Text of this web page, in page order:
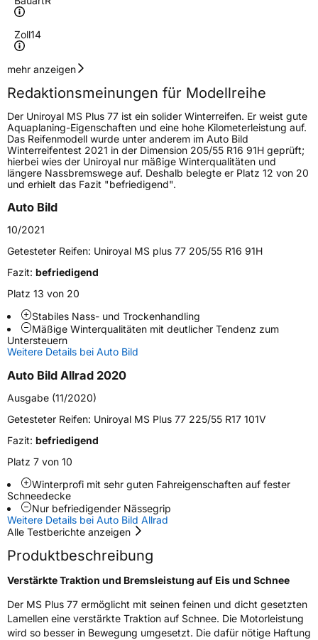
Zoll14
Geschwindigkeitsindex
Höchstgeschwindigkeit
190 km/h
Lastindex80
Höchstlast450 kg
Gewicht (in kg)6,77 kg
Generelle Merkmale
Fahrzeugtyp
VerwendungWinterreifen
ModellnameMs Plus 77
FahrzeugartPKW & SUV
Weitere Eigenschaften
SchlauchtypTL
Zustand Neureifen
M+SJa
EU Label
EffizienzE
NasshaftungC
Rollgeräusch (Klasse)B
Rollgeräusch (dB)
71
FahrzeugklasseC1
mehr anzeigen
Redaktionsmeinungen für Modellreihe
Der Uniroyal MS Plus 77 ist ein solider Winterreifen. Er weist gute
Aquaplaning-Eigenschaften und eine hohe Kilometerleistung auf.
Das Reifenmodell wurde unter anderem im Auto Bild
Winterreifentest 2021 in der Dimension 205/55 R16 91H geprüft;
hierbei wies der Uniroyal nur mäßige Winterqualitäten und
längere Nassbremswege auf. Deshalb belegte er Platz 12 von 20
und erhielt das Fazit "befriedigend".
Auto Bild
10/2021
Getesteter Reifen: Uniroyal MS plus 77 205/55 R16 91H
Fazit: befriedigend
Platz 13 von 20
Stabiles Nass- und Trockenhandling
Mäßige Winterqualitäten mit deutlicher Tendenz zum
Untersteuern
Weitere Details bei Auto Bild
Auto Bild Allrad 2020
Ausgabe (11/2020)
Getesteter Reifen: Uniroyal MS Plus 77 225/55 R17 101V
Fazit: befriedigend
Platz 7 von 10
Winterprofi mit sehr guten Fahreigenschaften auf fester
Schneedecke
Nur befriedigender Nässegrip
Weitere Details bei Auto Bild Allrad
Alle Testberichte anzeigen
Produktbeschreibung
Verstärkte Traktion und Bremsleistung auf Eis und Schnee
Der MS Plus 77 ermöglicht mit seinen feinen und dicht gesetzten
Lamellen eine verstärkte Traktion auf Schnee. Die Motorleistung
wird so besser in Bewegung umgesetzt. Die dafür nötige Haftung